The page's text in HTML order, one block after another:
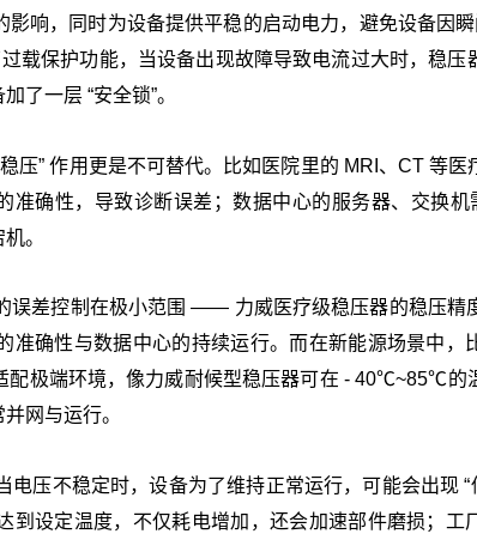
响，同时为设备提供平稳的启动电力，避免设备因
载保护功能，当设备出现故障导致电流过大时，稳压
了一层 “安全锁”。
压” 作用更是不可替代。比如医院里的 MRI、CT 等医
准确性，导致诊断误差；数据中心的服务器、交换
。
误差控制在极小范围 —— 力威医疗级稳压器的稳压精
准确性与数据中心的持续运行。而在新能源场景中，
配极端环境，像力威耐候型稳压器可在 - 40℃~85℃的
网与运行。
电压不稳定时，设备为了维持正常运行，可能会出现
到设定温度，不仅耗电增加，还会加速部件磨损；工